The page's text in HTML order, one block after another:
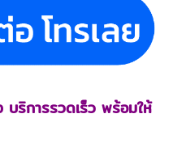
ริการรวดเร็ว พร้อมให้